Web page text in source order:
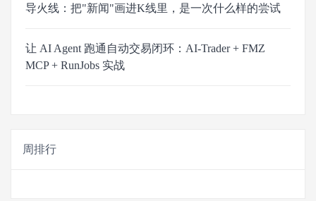
导火线：把"新闻"画进K线里，是一次什么样的尝试
让 AI Agent 跑通自动交易闭环：AI-Trader + FMZ
MCP + RunJobs 实战
周排行